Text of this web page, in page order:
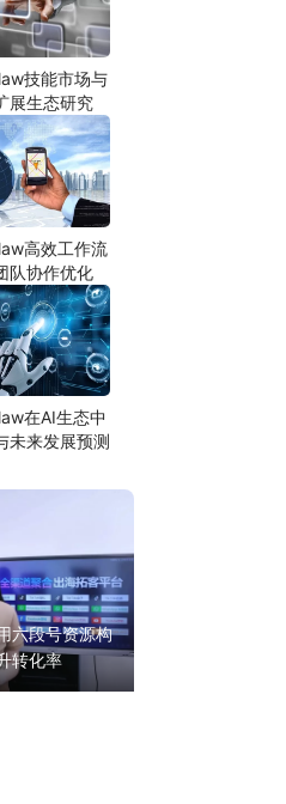
技能市场与
展生态研究
高效工作流
队协作优化
在AI生态中
未来发展预测
六段号资源构
转化率